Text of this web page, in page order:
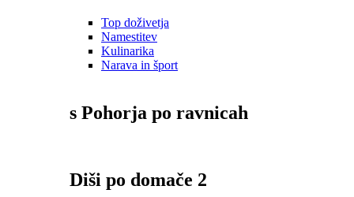
Top doživetja
Namestitev
Kulinarika
Narava in šport
s Pohorja po ravnicah
Diši po domače 2